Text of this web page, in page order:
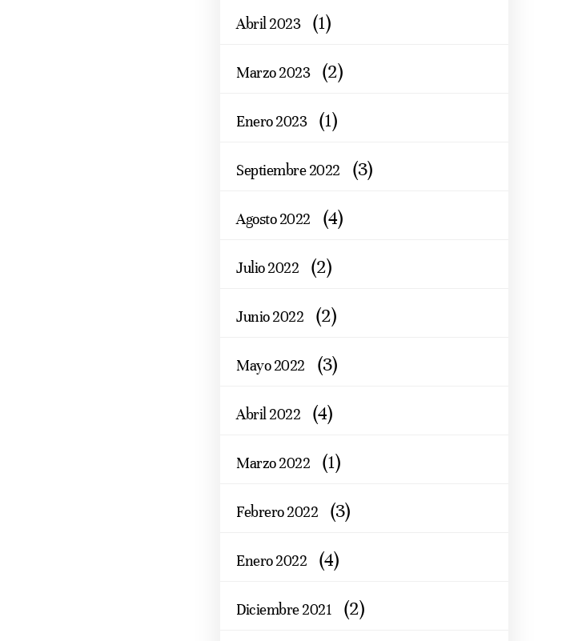
Abril 2023 (1)
Marzo 2023 (2)
Enero 2023 (1)
Septiembre 2022 (3)
Agosto 2022 (4)
Julio 2022 (2)
Junio 2022 (2)
Mayo 2022 (3)
Abril 2022 (4)
Marzo 2022 (1)
Febrero 2022 (3)
Enero 2022 (4)
Diciembre 2021 (2)